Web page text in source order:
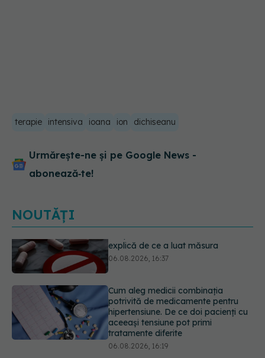
terapie intensiva ioana ion dichiseanu
Urmărește-ne și pe Google News -
abonează‑te!
NOUTĂȚI
Cum aleg medicii combinația
aceeași tensiune pot primi
tratamente diferite
06.08.2026, 16:19
Ilie Bolojan, anunț despre spitale în
contextul crizei energetice